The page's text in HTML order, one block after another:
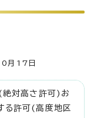
月17日
絶対高さ許可)お
る許可(高度地区